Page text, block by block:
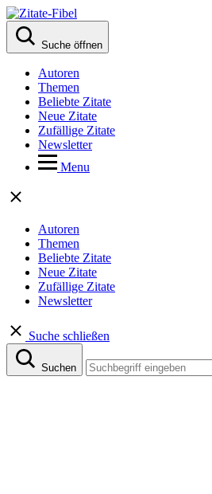
Suche öffnen
Autoren
Themen
Beliebte Zitate
Neue Zitate
Zufällige Zitate
Newsletter
Menu
Autoren
Themen
Beliebte Zitate
Neue Zitate
Zufällige Zitate
Newsletter
Suche schließen
Suchen